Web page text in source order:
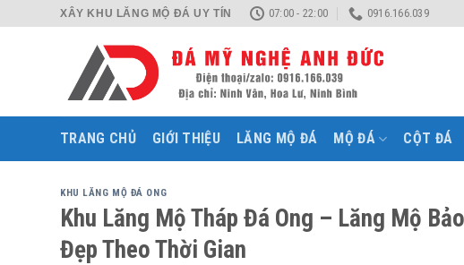
XÂY KHU LĂNG MỘ ĐÁ UY TÍN 07:00 - 22:00 0916.166.039
TRANG CHỦ GIỚI THIỆU LĂNG MỘ ĐÁ MỘ ĐÁ CỘT ĐÁ
KHU LĂNG MỘ ĐÁ ONG
Khu Lăng Mộ Tháp Đá Ong – Lăng Mộ
Đẹp Theo Thời Gian